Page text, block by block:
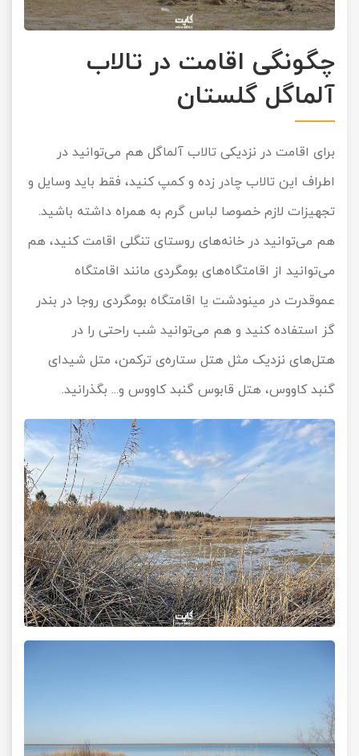
چگونگی اقامت در تالاب
آلماگل گلستان
برای اقامت در نزدیکی تالاب آلماگل هم می‌توانید در
اطراف این تالاب چادر زده و کمپ کنید، فقط باید وسایل و
تجهیزات لازم خصوصا لباس گرم به همراه داشته باشید.
هم می‌توانید در خانه‌های روستای تنگلی اقامت کنید، هم
می‌توانید از اقامتگاه‌های بومگردی مانند اقامتگاه
عموقدرت در مینودشت یا اقامتگاه بومگردی روجا در بندر
گز استفاده کنید و هم می‌توانید شب راحتی را در
هتل‌های نزدیک مثل هتل ستاره‌ی ترکمن، متل شیدای
گنبد کاووس، هتل قابوس گنبد کاووس و... بگذرانید.